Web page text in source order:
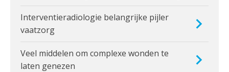
Interventieradiologie belangrijke pijler
vaatzorg
Veel middelen om complexe wonden te
laten genezen